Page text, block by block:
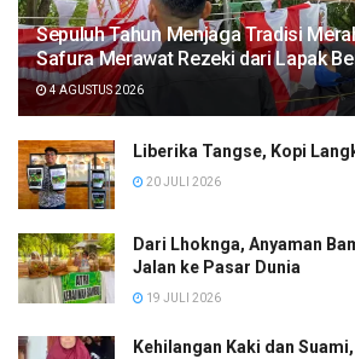
Sepuluh Tahun Menjaga Tradisi
Safura Merawat Rezeki dari Lapak
4 AGUSTUS 2026
Liberika Tangse, Kopi
20 JULI 2026
Dari Lhoknga, Anyaman
Jalan ke Pasar Dunia
19 JULI 2026
Kehilangan Kaki dan